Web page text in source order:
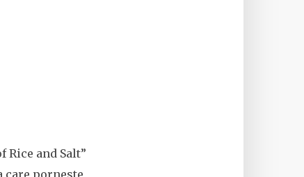
Rice and Salt”
care porneste